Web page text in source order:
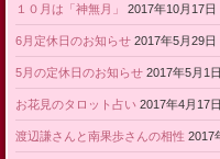
１０月は「神無月」 2017年10月17日
6月定休日のお知らせ 2017年5月29日
5月の定休日のお知らせ 2017年5月1日
お花見のタロット占い 2017年4月17日
渡辺謙さんと南果歩さんの相性 2017